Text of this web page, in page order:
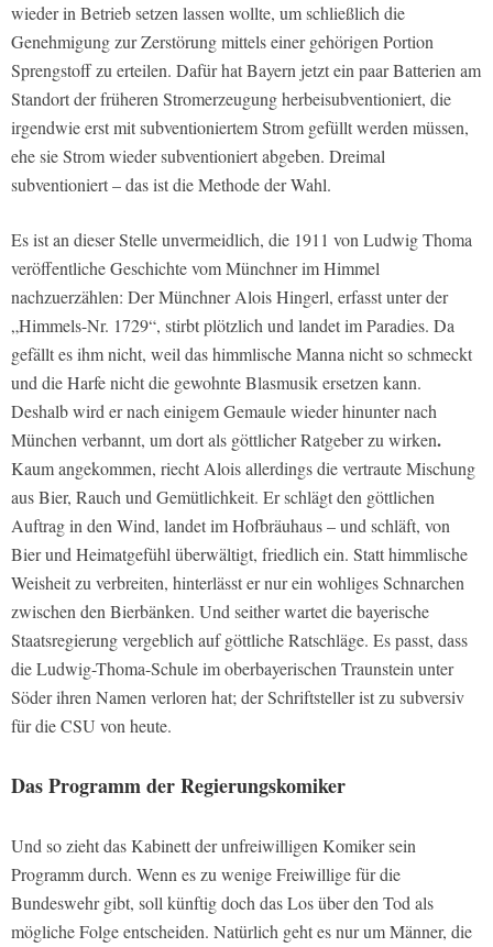
wieder in Betrieb setzen lassen wollte, um schließlich die
Genehmigung zur Zerstörung mittels einer gehörigen Portion
Sprengstoff zu erteilen. Dafür hat Bayern jetzt ein paar Batterien am
Standort der früheren Stromerzeugung herbeisubventioniert, die
irgendwie erst mit subventioniertem Strom gefüllt werden müssen,
ehe sie Strom wieder subventioniert abgeben. Dreimal
subventioniert – das ist die Methode der Wahl.
Es ist an dieser Stelle unvermeidlich, die 1911 von Ludwig Thoma
veröffentliche Geschichte vom Münchner im Himmel
nachzuerzählen: Der Münchner Alois Hingerl, erfasst unter der
„Himmels-­Nr. 1729“, stirbt plötzlich und landet im Paradies. Da
gefällt es ihm nicht, weil das himmlische Manna nicht so schmeckt
und die Harfe nicht die gewohnte Blasmusik ersetzen kann.
Deshalb wird er nacheinigem Gemaulewieder hinunter nach
München verbannt, um dort als göttlicher Ratgeber zu wirken.
Kaum angekommen, riecht Alois allerdings die vertraute Mischung
aus Bier, Rauch und Gemütlichkeit. Er schlägt den göttlichen
Auftrag in den Wind, landet im Hofbräuhaus – und schläft, von
Bier und Heimatgefühl überwältigt, friedlich ein. Statt himmlische
Weisheit zu verbreiten, hinterlässt er nur ein wohliges Schnarchen
zwischen den Bierbänken. Und seither wartet die bayerische
Staatsregierung vergeblich auf göttliche Ratschläge. Es passt, dass
die Ludwig-Thoma-Schule im oberbayerischen Traunstein unter
Söder ihren Namen verloren hat; der Schriftsteller ist zu subversiv
für die CSU von heute.
Das Programm der Regierungskomiker
Und so zieht das Kabinett der unfreiwilligen Komiker sein
Programm durch. Wenn es zu wenige Freiwillige für die
Bundeswehr gibt, soll künftig doch das Los über den Tod als
mögliche Folge entscheiden. Natürlich geht es nur um Männer, die